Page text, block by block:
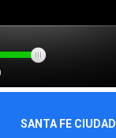
SANTA FE CIUDAD